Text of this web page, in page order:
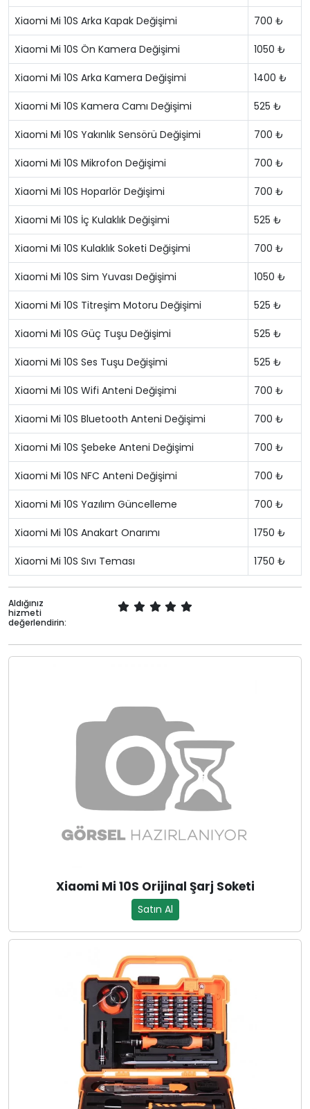
Xiaomi Mi 10S Arka Kapak Değişimi 700 ₺
Xiaomi Mi 10S Ön Kamera Değişimi 1050 ₺
Xiaomi Mi 10S Arka Kamera Değişimi 1400 ₺
Xiaomi Mi 10S Kamera Camı Değişimi 525 ₺
Xiaomi Mi 10S Yakınlık Sensörü Değişimi 700 ₺
Xiaomi Mi 10S Mikrofon Değişimi 700 ₺
Xiaomi Mi 10S Hoparlör Değişimi 700 ₺
Xiaomi Mi 10S İç Kulaklık Değişimi 525 ₺
Xiaomi Mi 10S Kulaklık Soketi Değişimi 700 ₺
Xiaomi Mi 10S Sim Yuvası Değişimi 1050 ₺
Xiaomi Mi 10S Titreşim Motoru Değişimi 525 ₺
Xiaomi Mi 10S Güç Tuşu Değişimi 525 ₺
Xiaomi Mi 10S Ses Tuşu Değişimi 525 ₺
Xiaomi Mi 10S Wifi Anteni Değişimi 700 ₺
Xiaomi Mi 10S Bluetooth Anteni Değişimi 700 ₺
Xiaomi Mi 10S Şebeke Anteni Değişimi 700 ₺
Xiaomi Mi 10S NFC Anteni Değişimi 700 ₺
Xiaomi Mi 10S Yazılım Güncelleme 700 ₺
Xiaomi Mi 10S Anakart Onarımı 1750 ₺
Xiaomi Mi 10S Sıvı Teması 1750 ₺
Aldığınız
hizmeti
değerlendirin:
Xiaomi Mi 10S Orijinal Şarj Soketi
Satın Al